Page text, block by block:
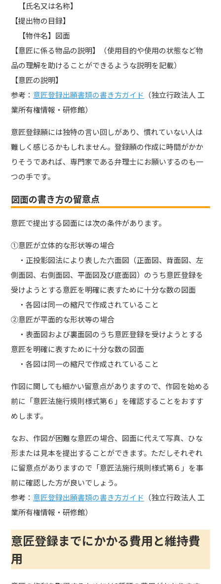
【氏名又は名称】
【提出物の目録】
【物件名】図面
【意匠に係る物品の説明】（使用目的や使用の状態など物
品の理解を助けることができるような説明を記載）
【意匠の説明】
参考： 意匠登録出願書類の書き方ガイド （独立行政法人 工
業所有権情報・研修館）
意匠登録願には独特の言い回しがあり、慣れていない人は
難しく感じるかもしれません。登録願の作成に時間がかか
りそうであれば、専門家である弁理士にお願いするのも一
つの手です。
図面の書き方の留意点
意匠で提出する図面には次の条件があります。
①意匠が立体的な形状等の場合
・正投影図法により表した六面図（正面図、背面図、左
側面図、右側面図、平面図及び底面図）のうち意匠登録を
受けようとする意匠を明確に表すために十分な数の図面
・各図は同一の縮尺で作成されていること
②意匠が平面的な形状等の場合
・表面図および裏面図のうち意匠登録を受けようとする
意匠を明確に表すために十分な数の図面
・各図は同一の縮尺で作成されていること
作図に関しても細かい留意点がありますので、作図を始める
前に「意匠法施行規則様式第６」を確認することをおすす
めします。
なお、作図が困難な意匠の場合、図面に代えて写真、ひな
形または見本を提出することができます。ただしそれぞれ
に留意点がありますので「意匠法施行規則様式第６」を事
前に確認した方が良いでしょう。
参考： 意匠登録出願書類の書き方ガイド （独立行政法人 工
業所有権情報・研修館）
意匠登録までにかかる費用と維持費
用